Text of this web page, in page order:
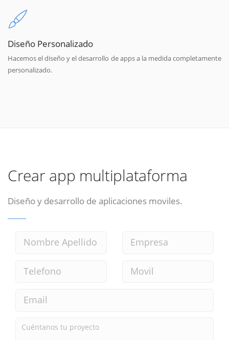
Diseño Personalizado
Hacemos el diseño y el desarrollo de apps a la medida completamente
personalizado.
Crear app multiplataforma
Diseño y desarrollo de aplicaciones moviles.